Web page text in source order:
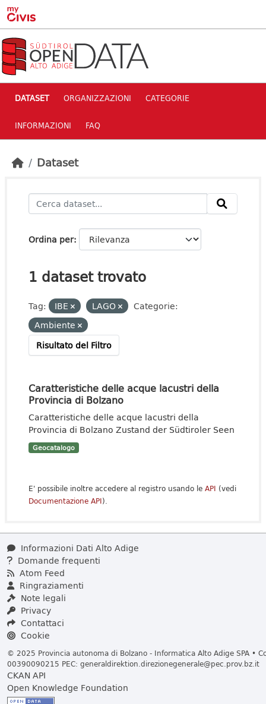
Skip to main content
DATASET ORGANIZZAZIONI CATEGORIE
INFORMAZIONI FAQ
Dataset
Ordina per
1 dataset trovato
Tag: IBE LAGO
Categorie:
Ambiente
Risultato del Filtro
Caratteristiche delle acque lacustri della
Provincia di Bolzano
Caratteristiche delle acque lacustri della
Provincia di Bolzano Zustand der Südtiroler Seen
Geocatalogo
E' possibile inoltre accedere al registro usando le API (vedi
Documentazione API).
Informazioni Dati Alto Adige
Domande frequenti
Atom Feed
Ringraziamenti
Note legali
Privacy
Contattaci
Cookie
© 2025 Provincia autonoma di Bolzano - Informatica Alto Adige SPA •
00390090215 PEC: generaldirektion.direzionegenerale@pec.prov.bz.it
CKAN API
Open Knowledge Foundation